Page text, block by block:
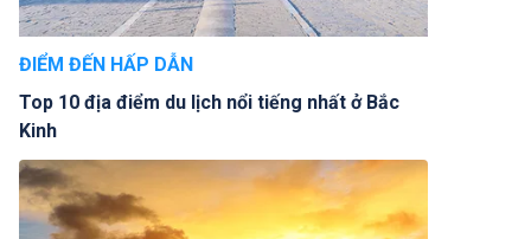
ĐIỂM ĐẾN HẤP DẪN
Top 10 địa điểm du lịch nổi tiếng nhất ở Bắc
Kinh